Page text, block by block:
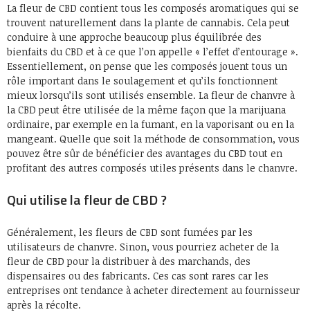
La fleur de CBD contient tous les composés aromatiques qui se
trouvent naturellement dans la plante de cannabis. Cela peut
conduire à une approche beaucoup plus équilibrée des
bienfaits du CBD et à ce que l’on appelle « l’effet d’entourage ».
Essentiellement, on pense que les composés jouent tous un
rôle important dans le soulagement et qu’ils fonctionnent
mieux lorsqu’ils sont utilisés ensemble. La fleur de chanvre à
la CBD peut être utilisée de la même façon que la marijuana
ordinaire, par exemple en la fumant, en la vaporisant ou en la
mangeant. Quelle que soit la méthode de consommation, vous
pouvez être sûr de bénéficier des avantages du CBD tout en
profitant des autres composés utiles présents dans le chanvre.
Qui utilise la fleur de CBD ?
Généralement, les fleurs de CBD sont fumées par les
utilisateurs de chanvre. Sinon, vous pourriez acheter de la
fleur de CBD pour la distribuer à des marchands, des
dispensaires ou des fabricants. Ces cas sont rares car les
entreprises ont tendance à acheter directement au fournisseur
après la récolte.